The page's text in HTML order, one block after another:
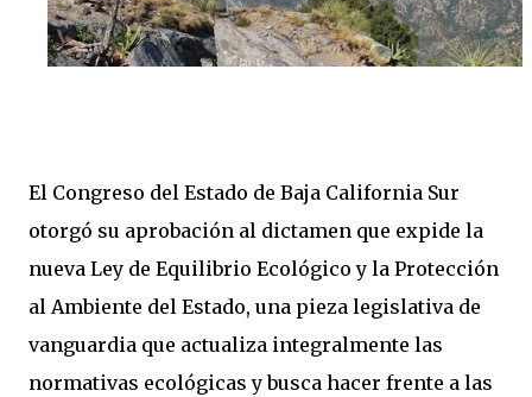
El Congreso del Estado de Baja California Sur
otorgó su aprobación al dictamen que expide la
nueva Ley de Equilibrio Ecológico y la Protección
al Ambiente del Estado, una pieza legislativa de
vanguardia que actualiza integralmente las
normativas ecológicas y busca hacer frente a las